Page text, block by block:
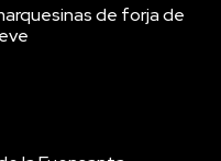
de forja de